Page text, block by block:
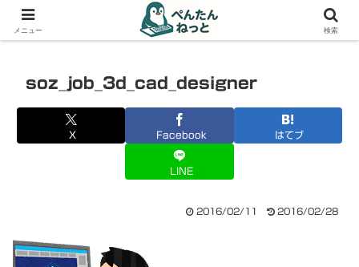
PCやガジェットの備忘録
soz_job_3d_cad_designer
X Facebook はてブ
LINE
2016/02/11 2016/02/28
メニュー 検索